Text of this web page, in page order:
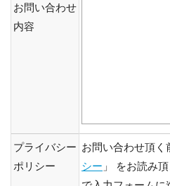
お問い合わせ
内容
プライバシー
ポリシー
お問い合わせ頂く
シー 」 をお読み